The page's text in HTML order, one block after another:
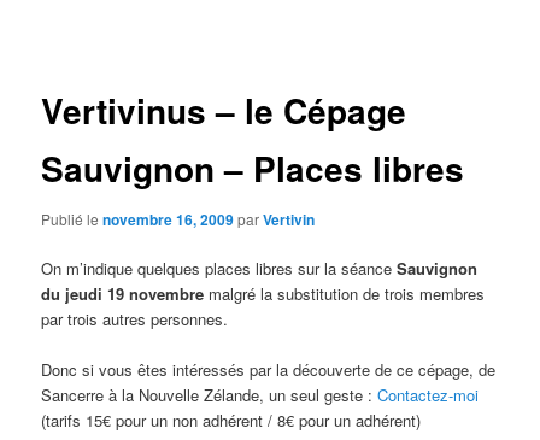
Vertivinus – le Cépage
Sauvignon – Places libres
Publié lenovembre 16, 2009parVertivin
On m’indique quelques places libres sur la séanceSauvignon
du jeudi 19 novembre malgré la substitution de trois membres
par trois autres personnes.
Donc si vous êtes intéressés par la découverte de ce cépage, de
Sancerre à la Nouvelle Zélande, un seul geste :Contactez-moi
(tarifs 15€ pour un non adhérent / 8€ pour un adhérent)